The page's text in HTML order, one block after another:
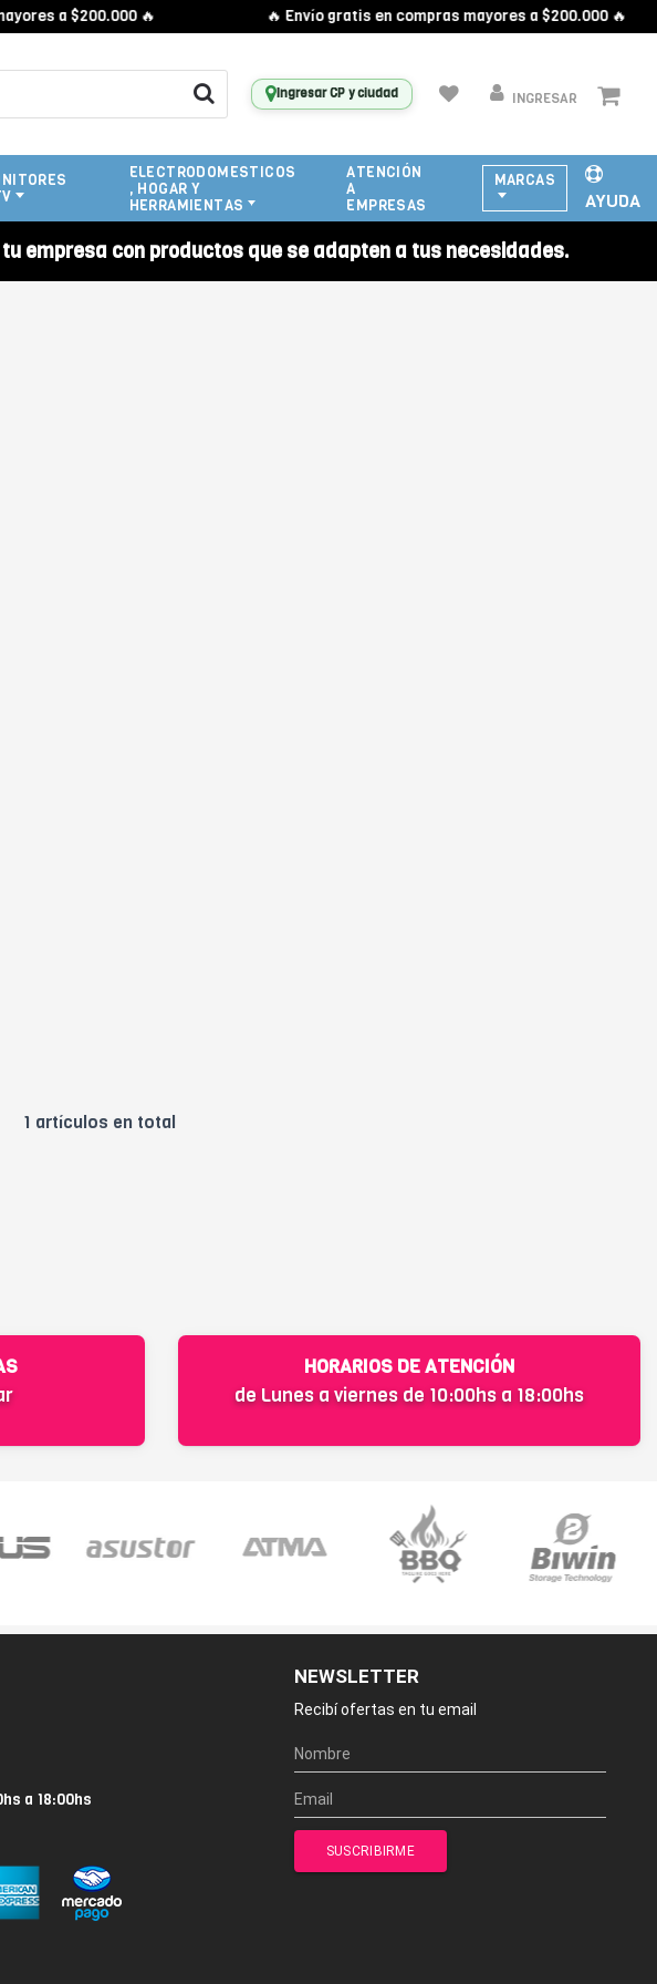
a $200.000 🔥 🔥 Envío gratis en compras mayores a $200.000 🔥
Ingresar CP y ciudad INGRESAR
ELECTRODOMESTICOS
, HOGAR Y
HERRAMIENTAS
ATENCIÓN
A
EMPRESAS
MARCAS
AYUDA
empresa con productos que se adapten a tus necesidades.
1 artículos en total
HORARIOS DE ATENCIÓN
de Lunes a viernes de 10:00hs a 18:00hs
a 18:00hs
NEWSLETTER
Recibí ofertas en tu email